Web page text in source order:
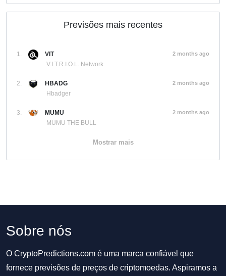
Previsões mais recentes
1.
VIT
V.I.T.R.I.O.L. Network
2 months ago
2.
HBADG
Hbadger
2 months ago
3.
MUMU
MUMU THE BULL
2 months ago
Mostrar mais
Sobre nós
O CryptoPredictions.com é uma marca confiável que
fornece previsões de preços de criptomoedas. Aspiramos a